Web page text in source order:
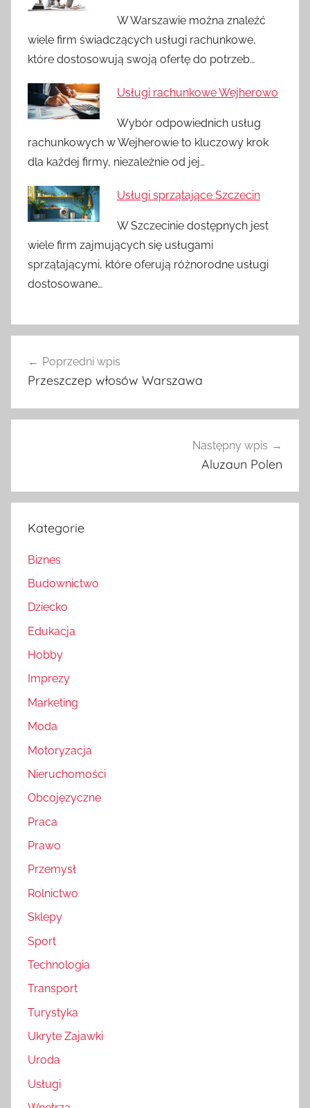
W Warszawie można znaleźć
wiele firm świadczących usługi rachunkowe,
które dostosowują swoją ofertę do potrzeb…
Usługi rachunkowe Wejherowo
Wybór odpowiednich usług
rachunkowych w Wejherowie to kluczowy krok
dla każdej firmy, niezależnie od jej…
Usługi sprzątające Szczecin
W Szczecinie dostępnych jest
wiele firm zajmujących się usługami
sprzątającymi, które oferują różnorodne usługi
dostosowane…
wpisu
Poprzedni wpis
Przeszczep włosów Warszawa
Następny wpis
Aluzaun Polen
Kategorie
Biznes
Budownictwo
Dziecko
Edukacja
Hobby
Imprezy
Marketing
Moda
Motoryzacja
Nieruchomości
Obcojęzyczne
Praca
Prawo
Przemysł
Rolnictwo
Sklepy
Sport
Technologia
Transport
Turystyka
Ukryte Zajawki
Uroda
Usługi